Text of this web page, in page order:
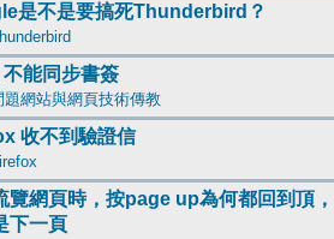
是不是要搞死Thunderbird？
能同步書簽
題網站與網頁技術傳教
收不到驗證信
覽網頁時，按page up為何都回到頂，
下一頁